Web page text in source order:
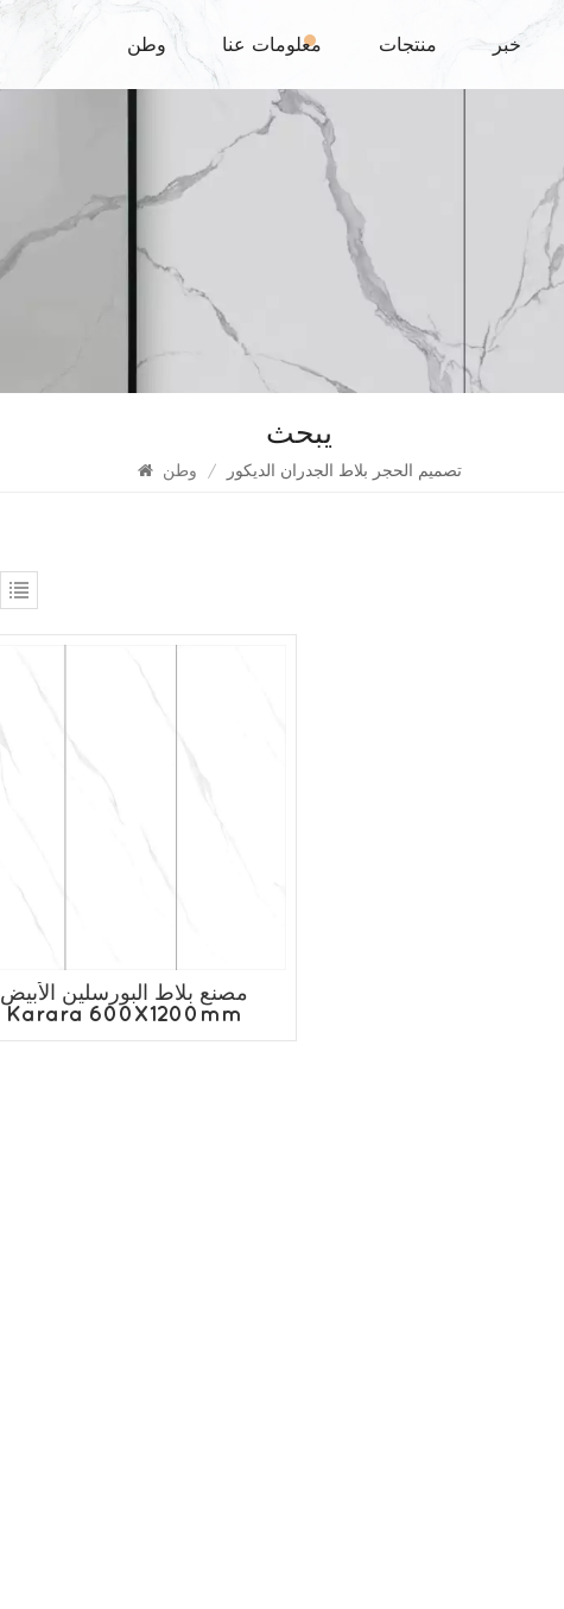
وطن معلومات عنا منتجات خبر
يبحث
/ تصميم الحجر بلاط الجدران الديكور
مصنع بلاط البورسلين الأبيض
Karara 600X1200mm